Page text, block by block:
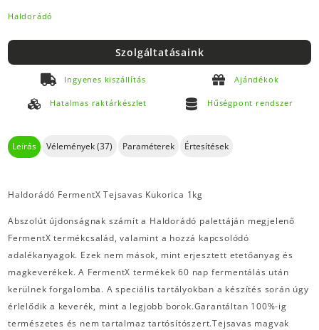
Haldorádó
Szolgáltatásaink
Ingyenes kiszállítás Ajándékok
Hatalmas raktárkészlet Hűségpont rendszer
Leírás Vélemények (37) Paraméterek Értesítések
Haldorádó FermentX Tejsavas Kukorica 1kg
Abszolút újdonságnak számít a Haldorádó palettáján megjelenő
FermentX termékcsalád, valamint a hozzá kapcsolódó
adalékanyagok. Ezek nem mások, mint erjesztett etetőanyag és
magkeverékek. A FermentX termékek 60 nap fermentálás után
kerülnek forgalomba. A speciális tartályokban a készítés során úgy
érlelődik a keverék, mint a legjobb borok.Garantáltan 100%-ig
természetes és nem tartalmaz tartósítószert.Tejsavas magvak